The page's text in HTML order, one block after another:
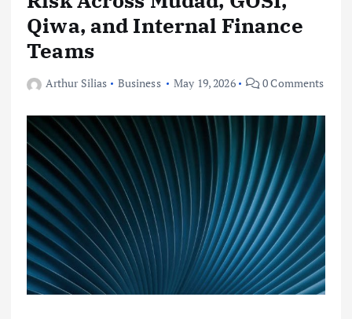
Qiwa, and Internal Finance
Teams
Arthur Silias Business May 19, 2026 0 Comments